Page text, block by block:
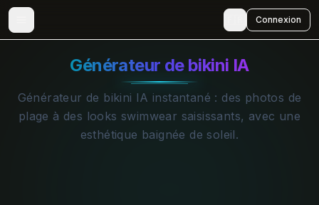
Connexion
Générateur de bikini IA
Générateur de bikini IA instantané : des photos de
plage à des looks swimwear saisissants, avec une
esthétique baignée de soleil.